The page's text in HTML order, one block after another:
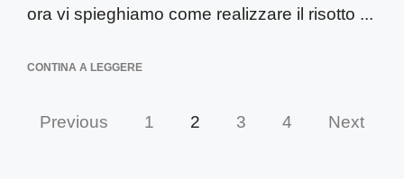
ora vi spieghiamo come realizzare il risotto ...
CONTINA A LEGGERE
Previous 1 2 3 4 Next